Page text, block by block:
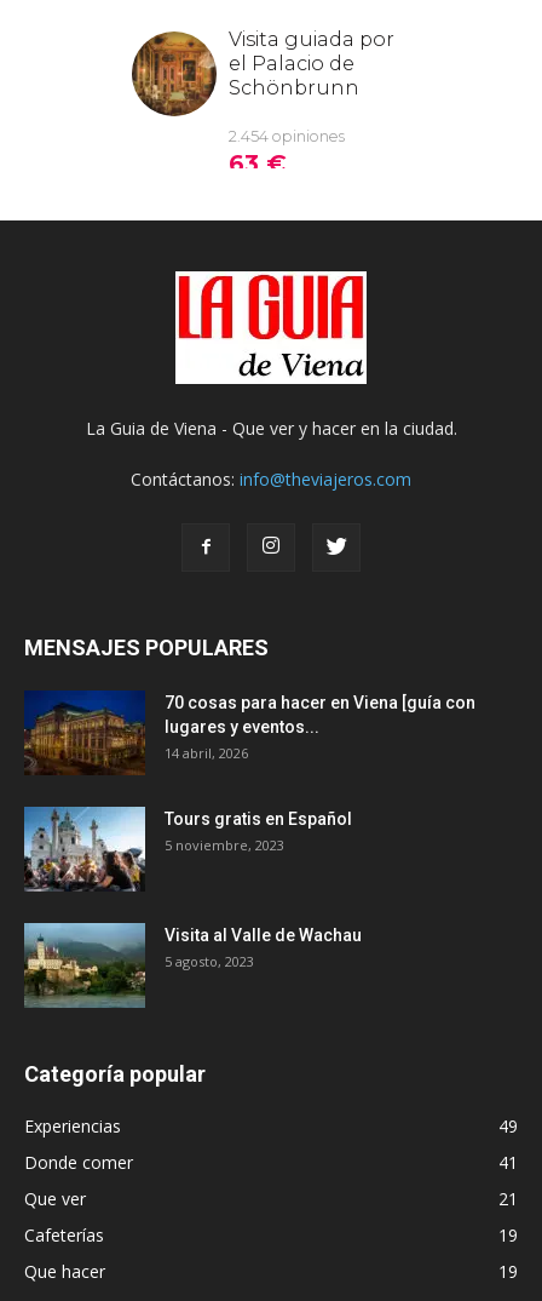
La Guia de Viena - Que ver y hacer en la ciudad.
Contáctanos: info@theviajeros.com
MENSAJES POPULARES
70 cosas para hacer en Viena [guía con
lugares y eventos...
14 abril, 2026
Tours gratis en Español
5 noviembre, 2023
Visita al Valle de Wachau
5 agosto, 2023
Categoría popular
Experiencias
49
Donde comer
41
Que ver
21
Cafeterías
19
Que hacer
19